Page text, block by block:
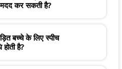
मदद कर सकती है?
बच्चे के लिए स्पीच
है?